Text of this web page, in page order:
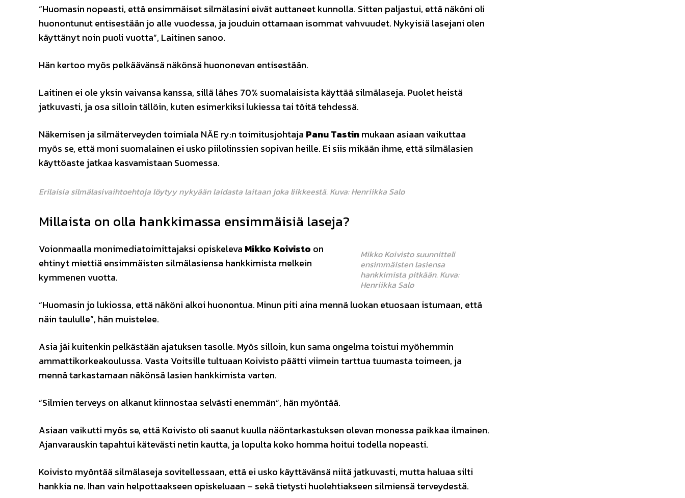
“Huomasin nopeasti, että ensimmäiset silmälasini eivät auttaneet kunnolla. Sitten paljastui, että näköni oli
huonontunut entisestään jo alle vuodessa, ja jouduin ottamaan isommat vahvuudet. Nykyisiä lasejani olen
käyttänyt noin puoli vuotta”, Laitinen sanoo.
Hän kertoo myös pelkäävänsä näkönsä huononevan entisestään.
Laitinen ei ole yksin vaivansa kanssa, sillä lähes 70% suomalaisista käyttää silmälaseja. Puolet heistä
jatkuvasti, ja osa silloin tällöin, kuten esimerkiksi lukiessa tai töitä tehdessä.
Näkemisen ja silmäterveyden toimiala NÄE ry:n toimitusjohtaja Panu Tastinmukaan asiaan vaikuttaa
myös se, että moni suomalainen ei usko piilolinssien sopivan heille. Ei siis mikään ihme, että silmälasien
käyttöaste jatkaa kasvamistaan Suomessa.
Erilaisia silmälasivaihtoehtoja löytyy nykyään laidasta laitaan joka liikkeestä. Kuva: Henriikka Salo
Millaista on olla hankkimassa ensimmäisiä laseja?
Mikko Koivisto suunnitteli
ensimmäisten lasiensa
hankkimista pitkään. Kuva:
Henriikka Salo
Voionmaalla monimediatoimittajaksi opiskeleva Mikko Koivisto on
ehtinyt miettiä ensimmäisten silmälasiensa hankkimista melkein
kymmenen vuotta.
“Huomasin jo lukiossa, että näköni alkoi huonontua. Minun piti aina mennä luokan etuosaan istumaan, että
näin taululle”, hän muistelee.
Asia jäi kuitenkin pelkästään ajatuksen tasolle. Myös silloin, kun sama ongelma toistui myöhemmin
ammattikorkeakoulussa. Vasta Voitsille tultuaan Koivisto päätti viimein tarttua tuumasta toimeen, ja
mennä tarkastamaan näkönsä lasien hankkimista varten.
“Silmien terveys on alkanut kiinnostaa selvästi enemmän”, hän myöntää.
Asiaan vaikutti myös se, että Koivisto oli saanut kuulla näöntarkastuksen olevan monessa paikkaa ilmainen.
Ajanvarauskin tapahtui kätevästi netin kautta, ja lopulta koko homma hoitui todella nopeasti.
Koivisto myöntää silmälaseja sovitellessaan, että ei usko käyttävänsä niitä jatkuvasti, mutta haluaa silti
hankkia ne. Ihan vain helpottaakseen opiskeluaan – sekä tietysti huolehtiakseen silmiensä terveydestä.